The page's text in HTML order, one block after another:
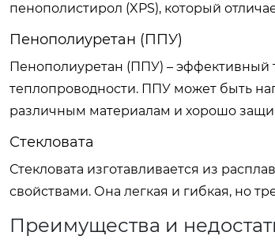
пенополистирол (XPS), который
Пенополиуретан (ППУ)
Пенополиуретан (ППУ) –
теплопроводности. ППУ может быть
различным материалам и хорошо
Стекловата
Стекловата изготавливается из
свойствами. Она легкая и гибкая, но
Преимущества и